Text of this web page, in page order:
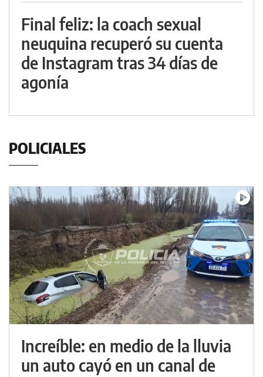
Final feliz: la coach sexual
neuquina recuperó su cuenta
de Instagram tras 34 días de
agonía
POLICIALES
Increíble: en medio de la lluvia
un auto cayó en un canal de